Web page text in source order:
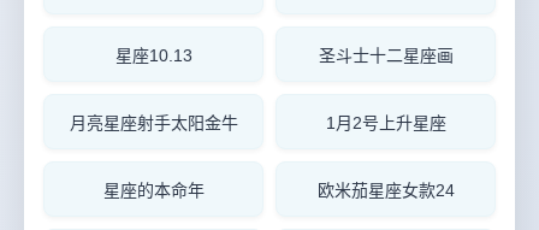
星座10.13 圣斗士十二星座画
月亮星座射手太阳金牛 1月2号上升星座
星座的本命年 欧米茄星座女款24